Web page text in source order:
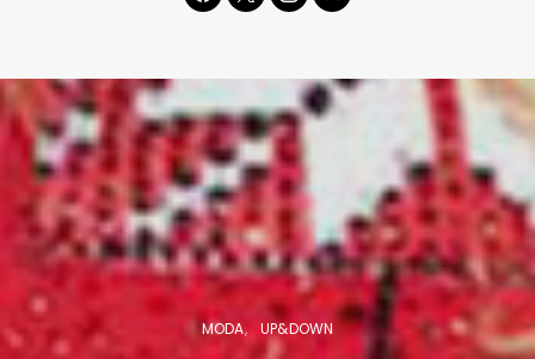
MODA UP&DOWN